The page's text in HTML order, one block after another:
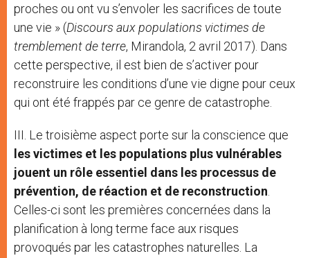
proches ou ont vu s’envoler les sacrifices de toute
une vie » (Discours aux populations victimes de
tremblement de terre, Mirandola, 2 avril 2017). Dans
cette perspective, il est bien de s’activer pour
reconstruire les conditions d’une vie digne pour ceux
qui ont été frappés par ce genre de catastrophe.
III. Le troisième aspect porte sur la conscience que
les victimes et les populations plus vulnérables
jouent un rôle essentiel dans les processus de
prévention, de réaction et de reconstruction.
Celles-ci sont les premières concernées dans la
planification à long terme face aux risques
provoqués par les catastrophes naturelles. La